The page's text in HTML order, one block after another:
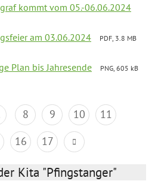
kommt vom 05.-06.06.2024
am 03.06.2024
PDF, 3.8 MB
Plan bis Jahresende
PNG, 605 kB
8 9 10
11
16 17
Kita "Pfingstanger"